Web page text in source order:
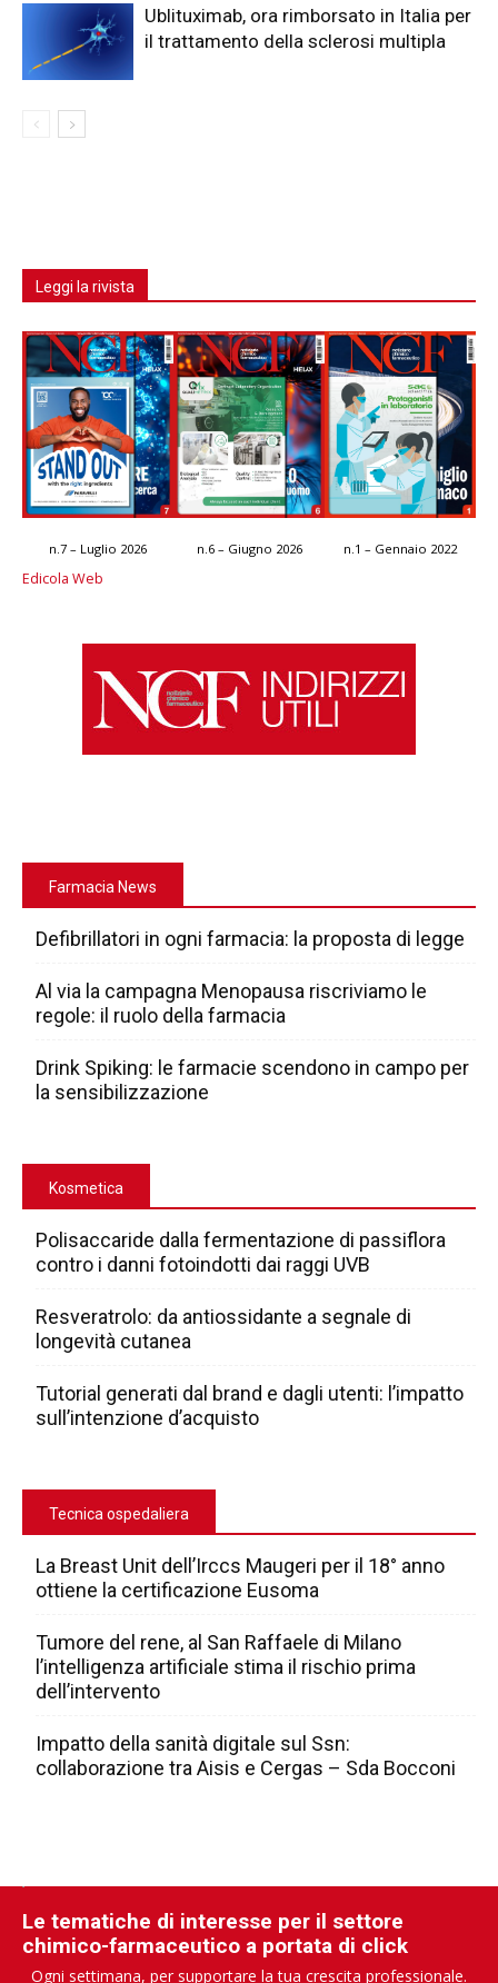
Ublituximab, ora rimborsato in Italia per
il trattamento della sclerosi multipla
Leggi la rivista
n.7 – Luglio 2026 n.6 – Giugno 2026 n.1 – Gennaio 2022
Edicola Web
Farmacia News
Defibrillatori in ogni farmacia: la proposta di legge
Al via la campagna Menopausa riscriviamo le
regole: il ruolo della farmacia
Drink Spiking: le farmacie scendono in campo per
la sensibilizzazione
Kosmetica
Polisaccaride dalla fermentazione di passiflora
contro i danni fotoindotti dai raggi UVB
Resveratrolo: da antiossidante a segnale di
longevità cutanea
Tutorial generati dal brand e dagli utenti: l’impatto
sull’intenzione d’acquisto
Tecnica ospedaliera
La Breast Unit dell’Irccs Maugeri per il 18° anno
ottiene la certificazione Eusoma
Tumore del rene, al San Raffaele di Milano
l’intelligenza artificiale stima il rischio prima
dell’intervento
Impatto della sanità digitale sul Ssn:
collaborazione tra Aisis e Cergas – Sda Bocconi
Le tematiche di interesse per il settore
chimico-farmaceutico a portata di click
Ogni settimana, per supportare la tua crescita professionale.